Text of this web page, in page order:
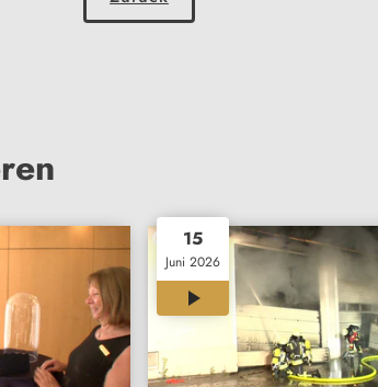
15
Juni 2026